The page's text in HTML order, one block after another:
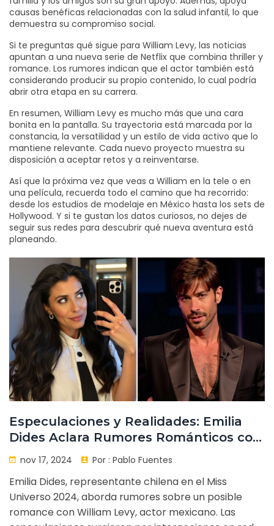
causas benéficas relacionadas con la salud infantil, lo que
demuestra su compromiso social.
Si te preguntas qué sigue para William Levy, las noticias
apuntan a una nueva serie de Netflix que combina thriller y
romance. Los rumores indican que el actor también está
considerando producir su propio contenido, lo cual podría
abrir otra etapa en su carrera.
En resumen, William Levy es mucho más que una cara
bonita en la pantalla. Su trayectoria está marcada por la
constancia, la versatilidad y un estilo de vida activo que lo
mantiene relevante. Cada nuevo proyecto muestra su
disposición a aceptar retos y a reinventarse.
Así que la próxima vez que veas a William en la tele o en
una película, recuerda todo el camino que ha recorrido:
desde los estudios de modelaje en México hasta los sets de
Hollywood. Y si te gustan los datos curiosos, no dejes de
seguir sus redes para descubrir qué nueva aventura está
planeando.
Especulaciones y Realidades: Emilia
Dides Aclara Rumores Románticos con
William Levy
nov 17, 2024 Por : Pablo Fuentes
Emilia Dides, representante chilena en el Miss
Universo 2024, aborda rumores sobre un posible
romance con William Levy, actor mexicano. Las